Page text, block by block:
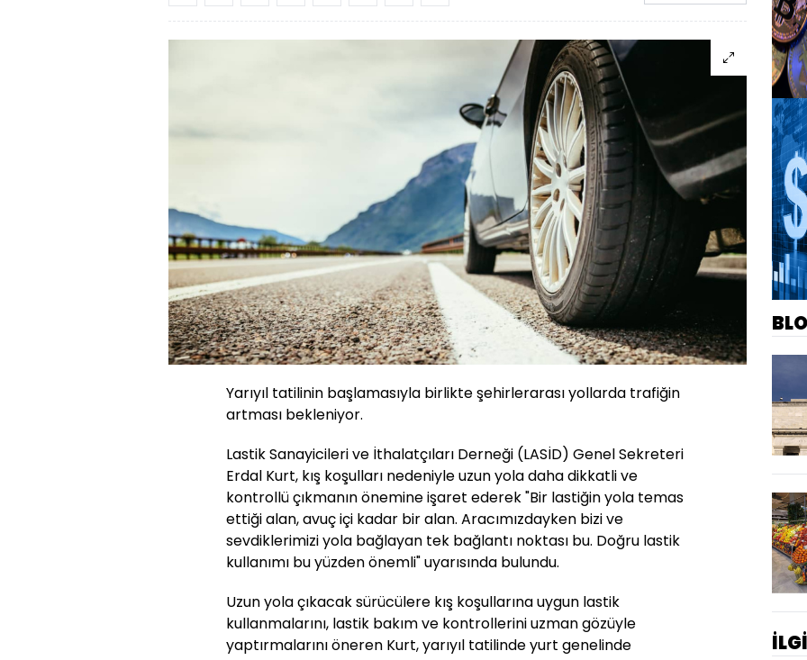
Yarıyıl tatilinin başlamasıyla birlikte şehirlerarası yollarda trafiğin
artması bekleniyor.
Lastik Sanayicileri ve İthalatçıları Derneği (LASİD) Genel Sekreteri
Erdal Kurt, kış koşulları nedeniyle uzun yola daha dikkatli ve
kontrollü çıkmanın önemine işaret ederek "Bir lastiğin yola temas
ettiği alan, avuç içi kadar bir alan. Aracımızdayken bizi ve
sevdiklerimizi yola bağlayan tek bağlantı noktası bu. Doğru lastik
kullanımı bu yüzden önemli" uyarısında bulundu.
Uzun yola çıkacak sürücülere kış koşullarına uygun lastik
kullanmalarını, lastik bakım ve kontrollerini uzman gözüyle
yaptırmalarını öneren Kurt, yarıyıl tatilinde yurt genelinde